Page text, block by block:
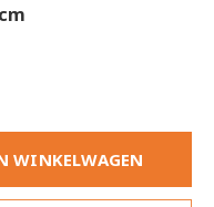
WINKELWAGEN